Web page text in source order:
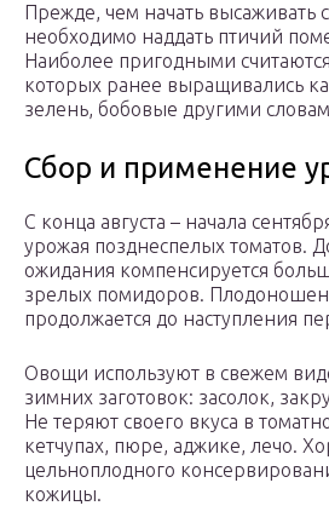
Прежде, чем начать высаживать
необходимо наддать птичий
Наиболее пригодными считаются
которых ранее выращивались
зелень, бобовые другими
Сбор и применение
С конца августа – начала
урожая позднеспелых томатов.
ожидания компенсируется
зрелых помидоров.
продолжается до наступления
Овощи используют в свежем
зимних заготовок: засолок,
Не теряют своего вкуса в
кетчупах, пюре, аджике, лечо.
цельноплодного
кожицы.